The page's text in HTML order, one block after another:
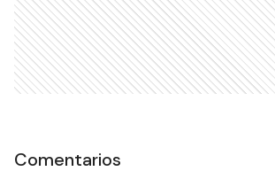
Comentarios